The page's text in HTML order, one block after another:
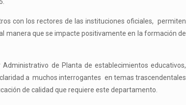
con los rectores de las instituciones oficiales, permiten
manera que se impacte positivamente en la formación de
de Planta de establecimientos educativos,
a muchos interrogantes en temas trascendentales
de calidad que requiere este departamento.